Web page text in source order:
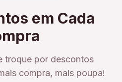
em Cada
troque por descontos
compra, mais poupa!